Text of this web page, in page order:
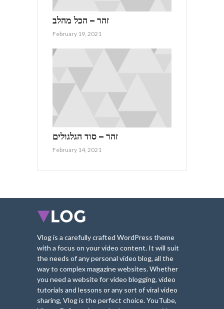
זהר – הכל מהלב
February 19, 2021
זהר – סוד הגלגולים
February 14, 2021
Vlog is a carefully crafted WordPress theme
with a focus on your video content. It will suit
the needs of any personal video blog, all the
way to complex magazine websites. Whether
you need a website for video blogging, video
tutorials and lessons or any sort of viral video
sharing, Vlog is the perfect choice. YouTube,